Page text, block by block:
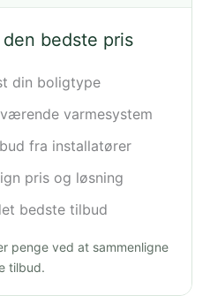
bedste pris
din boligtype
varmesystem
fra installatører
pris og løsning
bedste tilbud
penge ved at sammenligne
tilbud.